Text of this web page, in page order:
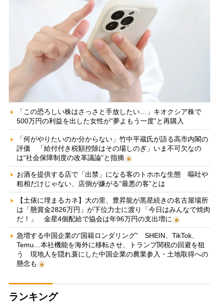
「この恐ろしい株はさっさと手放したい…」キオクシア株で
500万円の利益を出した女性が“夢よもう一度”と再購入
「何がやりたいのか分からない」竹中平蔵氏が語る高市内閣の
評価 「給付付き税額控除はその場しのぎ」いま不可欠なの
は“社会保障制度の改革議論”と指摘
お酒を提供する店で「出禁」になる客のトホホな生態 嘔吐や
粗相だけじゃない、店側が嫌がる“最悪の客”とは
【土俵に埋まるカネ】大の里、豊昇龍が黒星続きの名古屋場所
は「懸賞金2826万円」が下位力士に渡り「今日はみんなで焼肉
だ！」 金星4個配給で協会は年96万円の支出増に
急増する中国企業の“国籍ロンダリング” SHEIN、TikTok、
Temu…本社機能を海外に移転させ、トランプ関税の回避を狙
う 現地人を隠れ蓑にした中国企業の農業参入・土地取得への
懸念も
ランキング